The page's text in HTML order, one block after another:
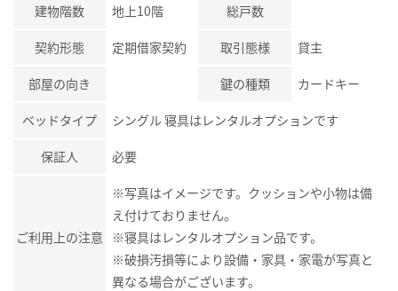
建物階数 地上10階 総戸数
契約形態 定期借家契約 取引態様 貸主
部屋の向き 鍵の種類 カードキー
ベッドタイプ シングル 寝具はレンタルオプションです
保証人 必要
ご利用上の注意
※写真はイメージです。クッションや小物は備
え付けておりません。
※寝具はレンタルオプション品です。
※破損汚損等により設備・家具・家電が写真と
異なる場合がございます。